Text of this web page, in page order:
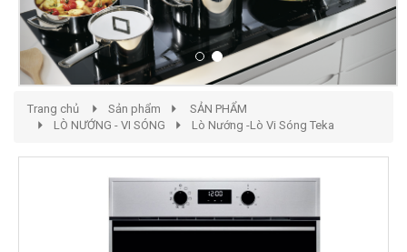
Trang chủ Sản phẩm
SẢN PHẨM
LÒ NƯỚNG - VI SÓNG
Lò Nướng -Lò Vi Sóng Teka